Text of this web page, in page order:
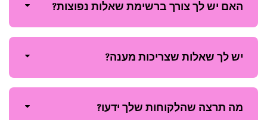
האם יש לך צורך ברשימת שאלות נפוצות?
יש לך שאלות שצריכות מענה?
מה תרצה שהלקוחות שלך ידעו?